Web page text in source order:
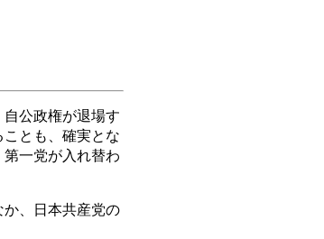
公政権が退場す
とも、確実とな
一党が入れ替わ
、日本共産党の